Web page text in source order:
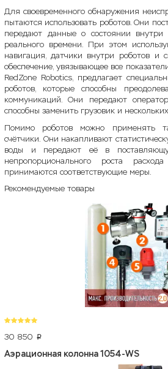
Для своевременного обнаружения
пытаются использовать роботов. Они
передают данные о состоянии
реального времени. При этом
навигация, датчики внутри роботов и
обеспечение, увязывающее все
RedZone Robotics, предлагает
роботов, которые способны
коммуникаций. Они передают
способны заменить грузовик и
Помимо роботов можно применять
счётчики. Они накапливают
воды и передают её в
непропорционального роста
принимаются соответствующие меры.
Рекомендуемые товары
30 850 p
Аэрационная колонна 1054-WS